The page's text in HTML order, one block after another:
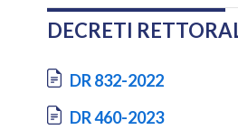
DECRETI
Document
DR 832-2022
Document
DR 460-2023